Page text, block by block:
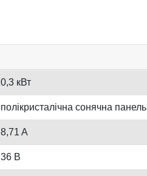
0,3 кВт
полікристалічна сонячна панель
8,71 A
36 В